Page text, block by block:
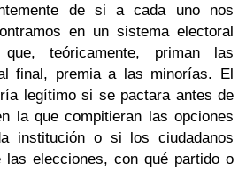
de si a cada uno nos
en un sistema electoral
teóricamente, priman las
final, premia a las minorías. El
legítimo si se pactara antes de
la que compitieran las opciones
institución o si los ciudadanos
las elecciones, con qué partido o